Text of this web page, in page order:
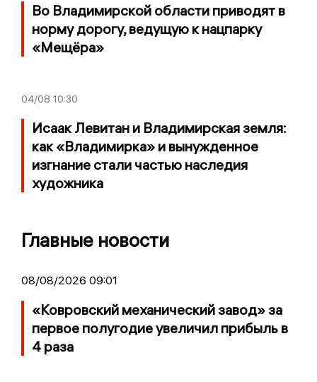
Во Владимирской области приводят в
норму дорогу, ведущую к нацпарку
«Мещёра»
04/08 10:30
Исаак Левитан и Владимирская земля:
как «Владимирка» и вынужденное
изгнание стали частью наследия
художника
Главные новости
08/08/2026 09:01
«Ковровский механический завод» за
первое полугодие увеличил прибыль в
4 раза